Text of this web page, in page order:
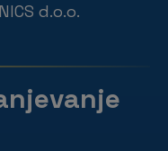
d.o.o.